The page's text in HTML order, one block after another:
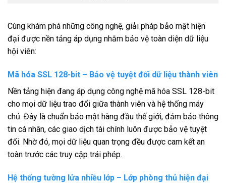
Cùng khám phá những công nghệ, giải pháp bảo mật hiện
đại được nền tảng áp dụng nhằm bảo vệ toàn diện dữ liệu
hội viên:
Mã hóa SSL 128-bit – Bảo vệ tuyệt đối dữ liệu thành viên
Nền tảng hiện đang áp dụng công nghệ mã hóa SSL 128-bit
cho mọi dữ liệu trao đổi giữa thành viên và hệ thống máy
chủ. Đây là chuẩn bảo mật hàng đầu thế giới, đảm bảo thông
tin cá nhân, các giao dịch tài chính luôn được bảo vệ tuyệt
đối. Nhờ đó, mọi dữ liệu quan trọng đều được cam kết an
toàn trước các truy cập trái phép.
Hệ thống tường lửa nhiều lớp – Lớp phòng thủ hiện đại